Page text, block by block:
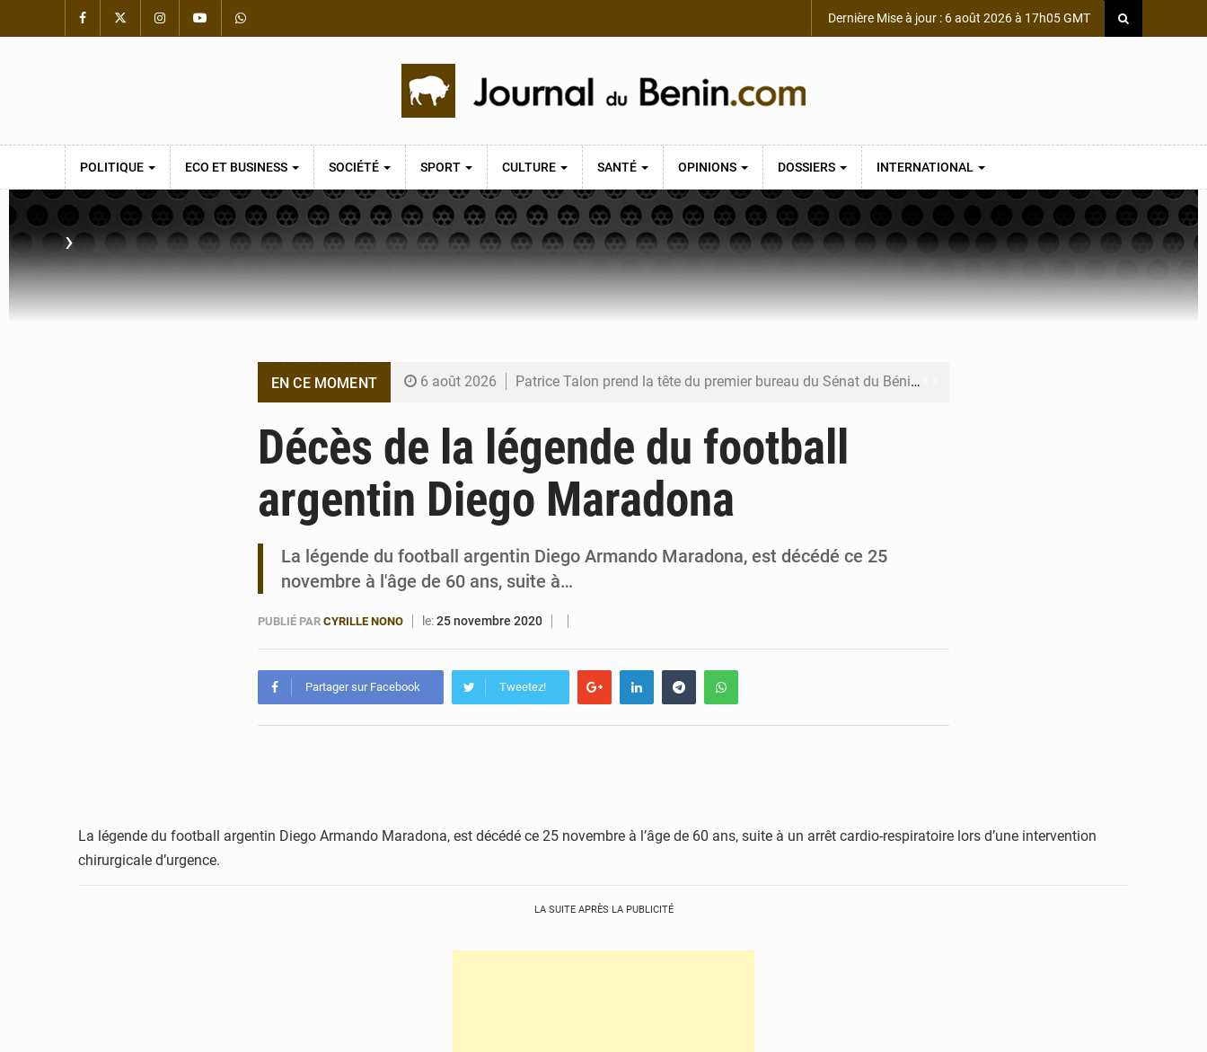
Dernière Mise à jour : 6 août 2026 à 17h05 GMT
POLITIQUE ECO ET BUSINESS SOCIÉTÉ SPORT CULTURE SANTÉ OPINIONS DOSSIERS INTERNATIONAL
›
EN CE MOMENT 6 août 2026 Patrice Talon prend la tête du premier bureau du Sénat du Bénin
6 août 2026 Bénin et Canada scellent un partenariat inédit
6 août 2026 Bénin : Le CEG La Verdure de Ouèdo fait sa mue pour la rentrée
Décès de la légende du football
argentin Diego Maradona
La légende du football argentin Diego Armando Maradona, est décédé ce 25
novembre à l'âge de 60 ans, suite à…
PUBLIÉ PAR CYRILLE NONO le:25 novembre 2020
Partager sur Facebook Tweetez!
La légende du football argentin Diego Armando Maradona, est décédé ce 25 novembre à l’âge de 60 ans, suite à un arrêt cardio-respiratoire lors d’une intervention
chirurgicale d’urgence.
LA SUITE APRÈS LA PUBLICITÉ